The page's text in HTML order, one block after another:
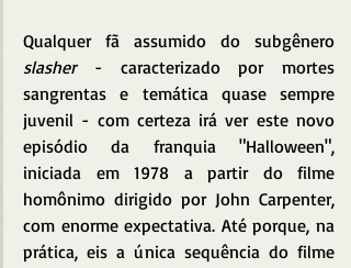
slasher - caracterizado por mortes
sangrentas e temática quase sempre
juvenil - com certeza irá ver este novo
episódio da franquia "Halloween",
iniciada em 1978 a partir do filme
homônimo dirigido por John Carpenter,
com enorme expectativa. Até porque, na
prática, eis a única sequência do filme